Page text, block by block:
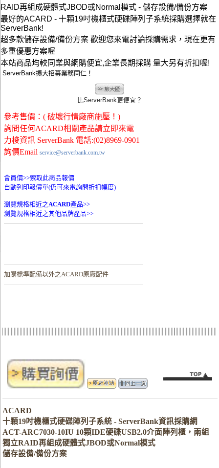
RAID再組成硬體式JBOD或Normal模式 - 儲存設備/備份方案
最好的ACARD - 十顆19吋機櫃式硬碟陣列子系統採購選擇就在
ServerBank!
超多款儲存設備/備份方案 歡迎您來電討論採購需求，現在更有
多重優惠方案喔
本站商品均較同業與網購便宜,企業長期採購 量大另有折扣喔!
ServerBank擴大招募業務同仁！
比ServerBank更便宜？
參考售價：( 破壞行情廠商施壓！)
詢問任何ACARD相關產品請立即來電
力梭資訊 ServerBank 電話:(02)8969-0901
詢價Email service@serverbank.com.tw
會員價>>索取此商品報價
自動列印報價單(仍可來電詢問折扣幅度)
瀏覽規格相近之ACARD產品>>
瀏覽規格相近之其他品牌產品>>
加購標準配備以外之ACARD原廠配件
ACARD
十顆19吋機櫃式硬碟陣列子系統 - ServerBank資訊採購網
ACT-ARC7030-10IU 10顆IDE硬碟USB2.0介面陣列櫃，兩組
獨立RAID再組成硬體式JBOD或Normal模式
儲存設備/備份方案